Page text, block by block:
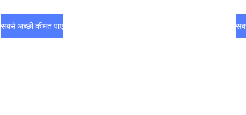
सबसे अच्छी कीमत पाएं